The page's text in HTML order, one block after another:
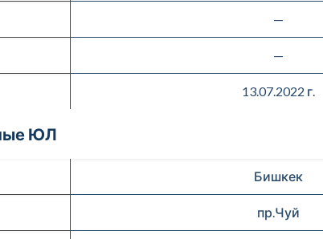
—
—
13.07.2022 г.
ЮЛ
Бишкек
пр.Чуй